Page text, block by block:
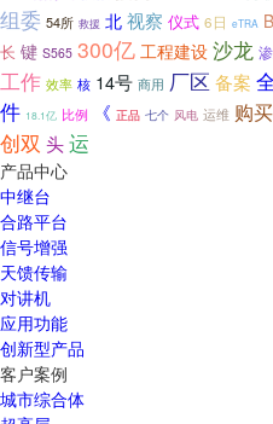
组委 54所 救援 北 视察 仪式 6日 eTRA
长 键 S565 300亿 工程建设 沙龙
工作 效率 核 14号 商用 厂区 备案
件 18.1亿 比例 《 正品 七个 风电 运维 购买
创双 头运
产品中心
中继台
合路平台
信号增强
天馈传输
对讲机
应用功能
创新型产品
客户案例
城市综合体